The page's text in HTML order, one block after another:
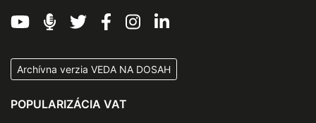
Archívna verzia VEDA NA DOSAH
POPULARIZÁCIA VAT